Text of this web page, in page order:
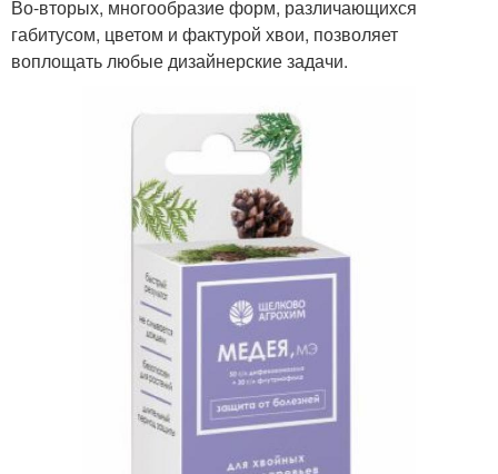
Во-вторых, многообразие форм, различающихся
габитусом, цветом и фактурой хвои, позволяет
воплощать любые дизайнерские задачи.